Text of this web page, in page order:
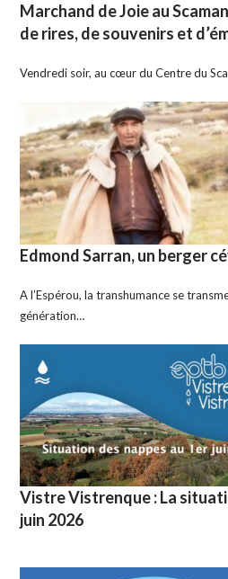
Marchand de Joie au
de rires, de souvenirs et
Vendredi soir, au cœur du Centre du
Edmond Sarran, un berger
A l’Espérou, la transhumance se
génération…
Vistre Vistrenque : La
juin 2026